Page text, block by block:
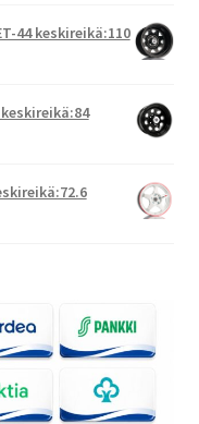
44 keskireikä:110
keskireikä:84